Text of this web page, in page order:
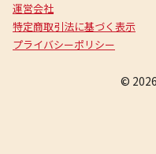
運営会社
特定商取引法に基づく表示
プライバシーポリシー
©